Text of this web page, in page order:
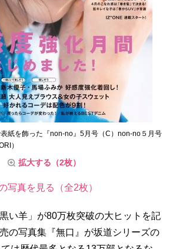
紙を飾った『non-no』5月号（C）non-no５月号
）
拡大する（2枚）
写真を見る（全2枚）
い羊」が80万枚突破の大ヒットを記
の写真集『無口』が坂道シリーズの